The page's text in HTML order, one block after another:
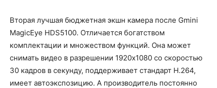
Вторая лучшая бюджетная экшн камера после Gmini
MagicEye HDS5100. Отличается богатством
комплектации и множеством функций. Она может
снимать видео в разрешении 1920x1080 со скоростью
30 кадров в секунду, поддерживает стандарт H.264,
имеет автоэкспозицию. А производитель постоянно